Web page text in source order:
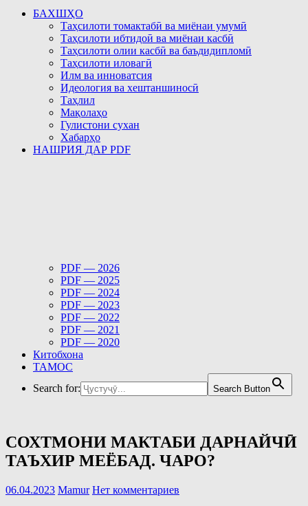
БАХШҲО
Таҳсилоти томактабӣ ва миёнаи умумӣ
Таҳсилоти ибтидоӣ ва миёнаи касбӣ
Таҳсилоти олии касбӣ ва баъдидипломӣ
Таҳсилоти иловагӣ
Илм ва инноватсия
Идеология ва хештаншиносӣ
Таҳлил
Мақолаҳо
Гулистони сухан
Хабарҳо
НАШРИЯ ДАР PDF
PDF — 2026
PDF — 2025
PDF — 2024
PDF — 2023
PDF — 2022
PDF — 2021
PDF — 2020
Китобхона
ТАМОС
Search for:
Search Button
СОХТМОНИ МАКТАБИ ДАРНАЙЧӢ
ТАЪХИР МЕЁБАД. ЧАРО?
06.04.2023 Mamur Нет комментариев